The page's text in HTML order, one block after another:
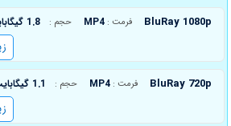
BluRay 1080p فرمت : MP4 حجم : 1.8 گیگابایت
BluRay 720p فرمت : MP4 حجم : 1.1 گیگابایت